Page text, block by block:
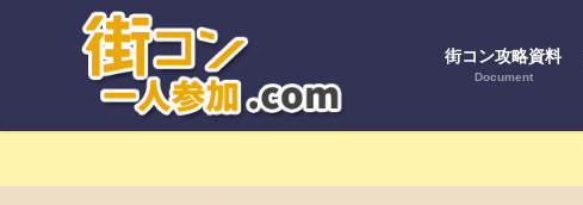
街コン攻略資料
Document